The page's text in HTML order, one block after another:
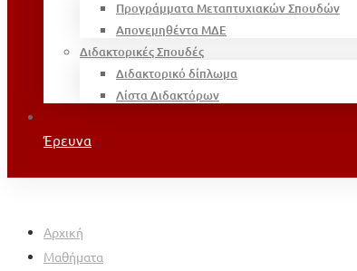
Προγράμματα Μεταπτυχιακών Σπουδών
Απονεμηθέντα ΜΔΕ
Διδακτορικές Σπουδές
Διδακτορικό δίπλωμα
Λίστα Διδακτόρων
Έρευνα
Αρχική
Μαθήματα